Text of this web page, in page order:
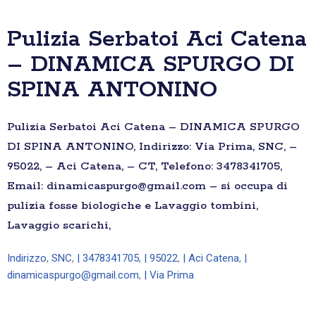
Pulizia Serbatoi Aci Catena
– DINAMICA SPURGO DI
SPINA ANTONINO
Pulizia Serbatoi Aci Catena – DINAMICA SPURGO
DI SPINA ANTONINO, Indirizzo: Via Prima, SNC, –
95022, – Aci Catena, – CT, Telefono: 3478341705,
Email: dinamicaspurgo@gmail.com – si occupa di
pulizia fosse biologiche e Lavaggio tombini,
Lavaggio scarichi,
Indirizzo, SNC, | 3478341705, | 95022, | Aci Catena,
dinamicaspurgo@gmail.com, | Via Prima